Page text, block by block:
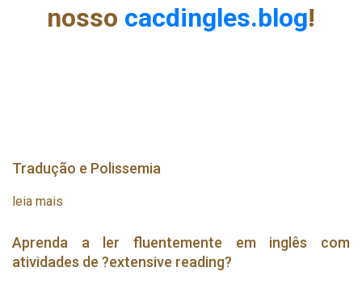
nosso cacdingles.blog!
Tradução e Polissemia
leia mais
Aprenda a ler fluentemente em inglês com
atividades de ?extensive reading?